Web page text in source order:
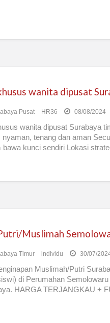
Pusat HR36 08/08/2024
wanita dipusat Surabaya
nyaman, tenang dan aman
bawa kunci sendiri Lokasi
Timur individu 30/07/
Muslimah/Putri
di Perumahan
HARGA TERJANGKAU +